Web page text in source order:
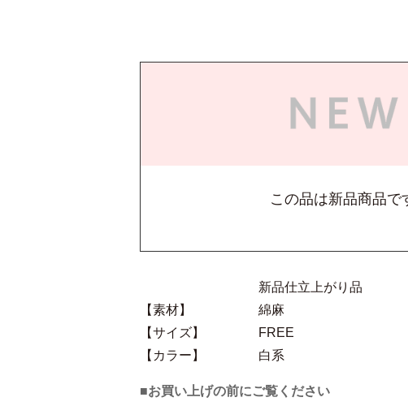
この品は新品商品で
新品仕立上がり品
【素材】
綿麻
【サイズ】
FREE
【カラー】
白系
■お買い上げの前にご覧ください